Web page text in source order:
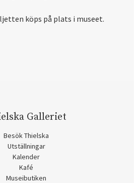
köps på plats i museet.
Galleriet
Besök Thielska
Utställningar
Kalender
Kafé
Museibutiken